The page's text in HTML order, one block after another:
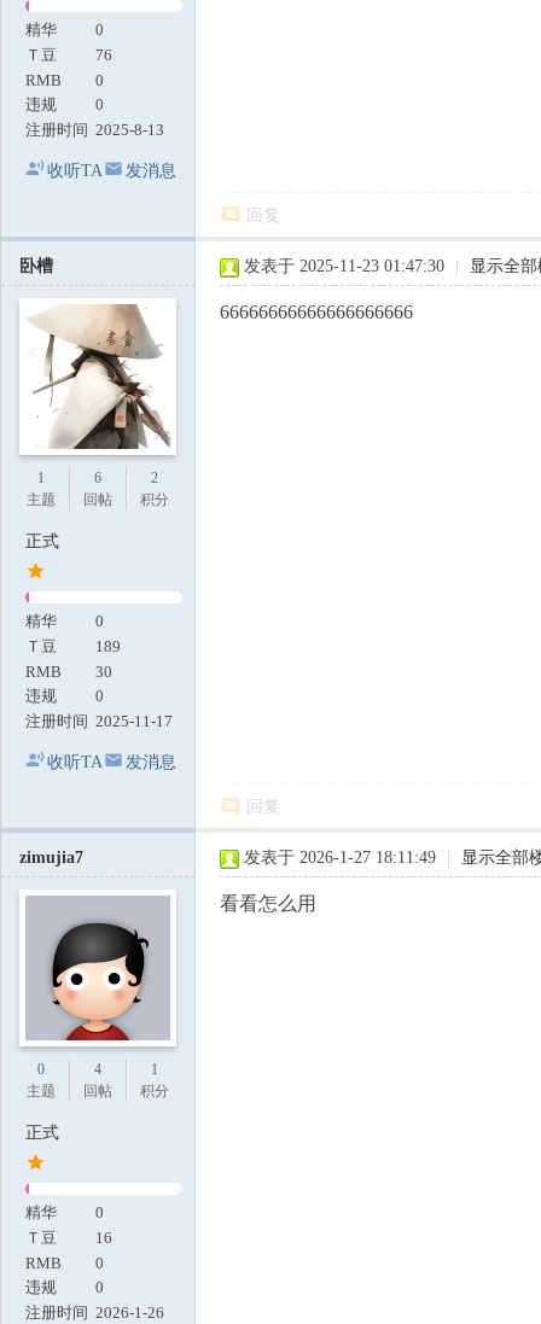
精华
0
Ｔ豆
76
RMB
0
违规
0
注册时间 2025-8-13
收听TA 发消息
回复
卧槽
1
主题
6
回帖
2
积分
正式
精华
0
Ｔ豆
189
RMB
30
违规
0
注册时间 2025-11-17
收听TA 发消息
发表于 2025-11-23 01:47:30 显示全
66666666666666666666
回复
zimujia7
0
主题
4
回帖
1
积分
正式
精华
0
Ｔ豆
16
RMB
0
违规
0
注册时间 2026-1-26
发表于 2026-1-27 18:11:49 显示全部
看看怎么用